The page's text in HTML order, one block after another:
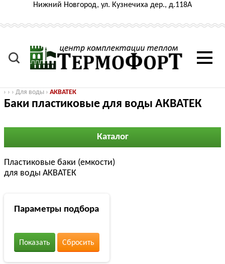
Нижний Новгород, ул. Кузнечиха дер., д.118А
› › › Для воды › АКВАТЕК
Баки пластиковые для воды АКВАТЕК
Каталог
Пластиковые баки (емкости)
для воды АКВАТЕК
Параметры подбора
Показать Сбросить